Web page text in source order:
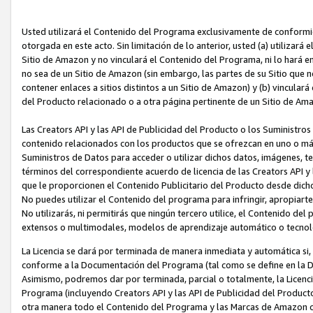
Usted utilizará el Contenido del Programa exclusivamente de
otorgada en este acto. Sin limitación de lo anterior, usted (a) utilizará
Sitio de Amazon y no vinculará el Contenido del Programa, ni lo hará
no sea de un Sitio de Amazon (sin embargo, las partes de su Sitio
contener enlaces a sitios distintos a un Sitio de Amazon) y (b)
del Producto relacionado o a otra página pertinente de un Sitio de
Las Creators API y las API de Publicidad del Producto o los
contenido relacionados con los productos que se ofrezcan en uno o
Suministros de Datos para acceder o utilizar dichos datos,
términos del correspondiente acuerdo de licencia de las Creators API
que le proporcionen el Contenido Publicitario del Producto desde
No puedes utilizar el Contenido del programa para infringir,
No utilizarás, ni permitirás que ningún tercero utilice, el Contenido
extensos o multimodales, modelos de aprendizaje automático o
La Licencia se dará por terminada de manera inmediata y automática
conforme a la Documentación del Programa (tal como se define en la
Asimismo, podremos dar por terminada, parcial o totalmente, la
Programa (incluyendo Creators API y las API de Publicidad del
otra manera todo el Contenido del Programa y las Marcas de